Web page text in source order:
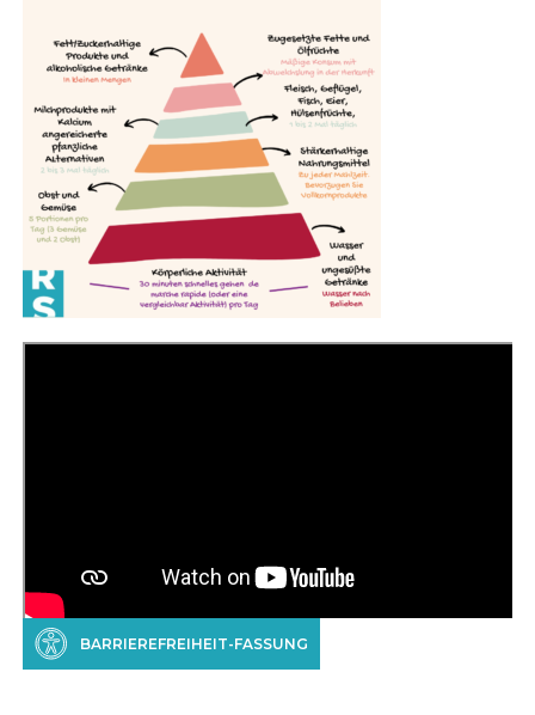
BARRIEREFREIHEIT-FASSUNG